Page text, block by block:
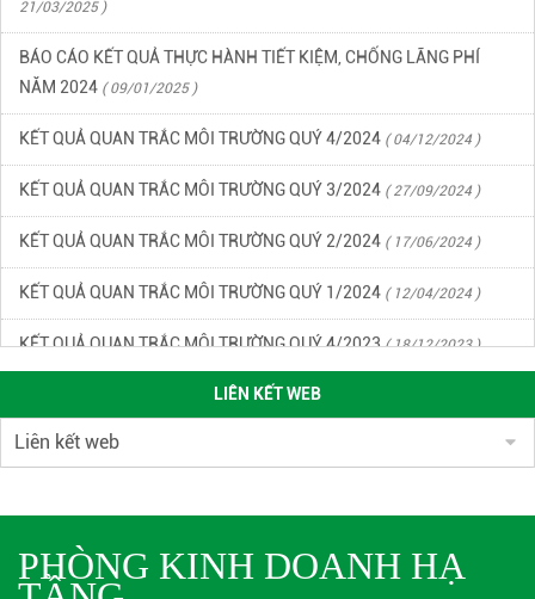
BÁO CÁO KẾT QUẢ THỰC HÀNH TIẾT KIỆM, CHỐNG LÃNG PHÍ
NĂM 2024 ( 09/01/2025 )
KẾT QUẢ QUAN TRẮC MÔI TRƯỜNG QUÝ 4/2024 ( 04/12/2024 )
KẾT QUẢ QUAN TRẮC MÔI TRƯỜNG QUÝ 3/2024 ( 27/09/2024 )
KẾT QUẢ QUAN TRẮC MÔI TRƯỜNG QUÝ 2/2024 ( 17/06/2024 )
KẾT QUẢ QUAN TRẮC MÔI TRƯỜNG QUÝ 1/2024 ( 12/04/2024 )
KẾT QUẢ QUAN TRẮC MÔI TRƯỜNG QUÝ 4/2023 ( 18/12/2023 )
KẾT QUẢ CHẤT LƯỢNG MÔI TRƯỜNG KCN DẦU GIÂY QUÝ 3/2023
22/09/2023 )
KẾT QUẢ CHẤT LƯỢNG MÔI TRƯỜNG KCN DẦU GIÂY QUÝ 2/2023 (
KẾ HOẠCH ỨNG PHÓ SỰ CỐ CHẤT THẢI KCN DẦU GIÂY (
27/05/2023 )
LIÊN KẾT WEB
PHÒNG KINH DOANH HẠ